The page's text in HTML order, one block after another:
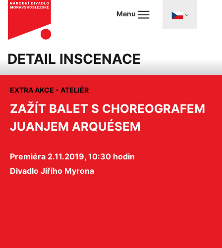
Menu
DETAIL INSCENACE
EXTRA AKCE - ATELIÉR
ZAŽÍT BALET S CHOREOGRAFEM
JUANJEM ARQUÉSEM
Premiéra 2.11.2019, 10:30 hodin
Divadlo Jiřího Myrona